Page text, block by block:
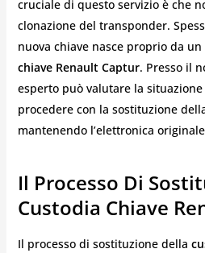
cruciale di questo servizio è che
clonazione del transponder.
nuova chiave nasce proprio da
chiave Renault Captur. Presso il
esperto può valutare la
procedere con la sostituzione
mantenendo l’elettronica
Il Processo Di
Custodia Chiave
Il processo di sostituzione della